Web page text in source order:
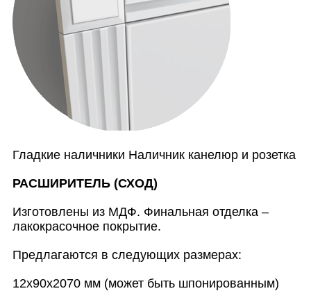
Гладкие наличники Наличник канелюр и розетка
РАСШИРИТЕЛЬ (СХОД)
Изготовлены из МДФ. Финальная отделка –
лакокрасочное покрытие.
Предлагаются в следующих размерах:
12х90х2070 мм (может быть шпонированным)